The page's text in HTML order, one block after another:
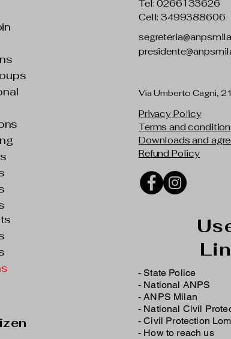
Tel: 0266133626
Cell: 3499388606
Via Umberto Cagni,
Privacy Policy
Terms and
Downloads and
Refund Policy
- State Police
- National ANPS
-ANPS Milan
- National Civil
-Civil Protection
- How to reach us